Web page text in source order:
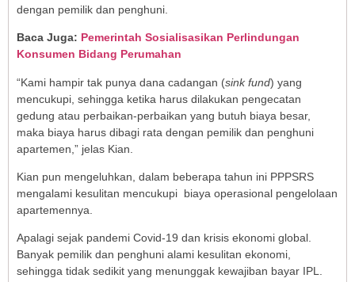
dengan pemilik dan penghuni.
Baca Juga: Pemerintah Sosialisasikan Perlindungan
Konsumen Bidang Perumahan
“Kami hampir tak punya dana cadangan (sink fund) yang
mencukupi, sehingga ketika harus dilakukan pengecatan
gedung atau perbaikan-perbaikan yang butuh biaya besar,
maka biaya harus dibagi rata dengan pemilik dan penghuni
apartemen,” jelas Kian.
Kian pun mengeluhkan, dalam beberapa tahun ini PPPSRS
mengalami kesulitan mencukupi biaya operasional pengelolaan
apartemennya.
Apalagi sejak pandemi Covid-19 dan krisis ekonomi global.
Banyak pemilik dan penghuni alami kesulitan ekonomi,
sehingga tidak sedikit yang menunggak kewajiban bayar IPL.